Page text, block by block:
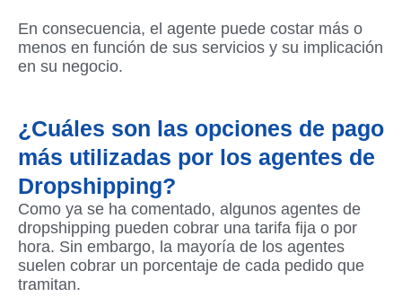
En consecuencia, el agente puede costar más o
menos en función de sus servicios y su implicación
en su negocio.
¿Cuáles son las opciones de pago
más utilizadas por los agentes de
Dropshipping?
Como ya se ha comentado, algunos agentes de
dropshipping pueden cobrar una tarifa fija o por
hora. Sin embargo, la mayoría de los agentes
suelen cobrar un porcentaje de cada pedido que
tramitan.